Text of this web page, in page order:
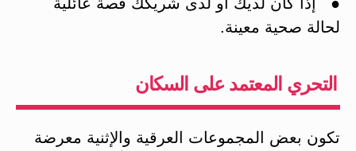
لحالة صحية معينة.
التحري المعتمد على السكان
تكون بعض المجموعات العرقية والإثنية معرضة